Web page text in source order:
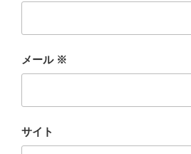
メール ※
サイト